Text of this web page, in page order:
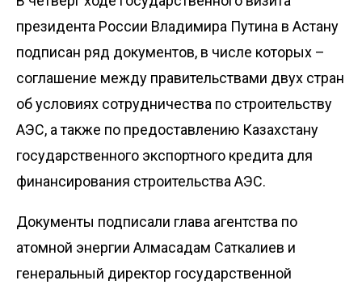
президента России Владимира Путина в Астану
подписан ряд документов, в числе которых –
соглашение между правительствами двух стран
об условиях сотрудничества по строительству
АЭС, а также по предоставлению Казахстану
государственного экспортного кредита для
финансирования строительства АЭС.
Документы подписали глава агентства по
атомной энергии Алмасадам Саткалиев и
генеральный директор государственной